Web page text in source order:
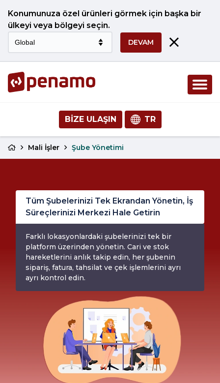
Konumunuza özel ürünleri görmek için başka bir
ülkeyi veya bölgeyi seçin.
DEVAM
BIZE ULAŞIN TR
Mali İşler Şube Yönetimi
Tüm Şubelerinizi Tek Ekrandan Yönetin, İş
Süreçlerinizi Merkezi Hale Getirin
Farklı lokasyonlardaki şubelerinizi tek bir
platform üzerinden yönetin. Cari ve stok
hareketlerini anlık takip edin, her şubenin
sipariş, fatura, tahsilat ve çek işlemlerini ayrı
ayrı kontrol edin.